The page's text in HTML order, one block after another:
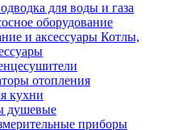
для воды и газа
оборудование
Котлы,
отопления
кухни
душевые
приборы